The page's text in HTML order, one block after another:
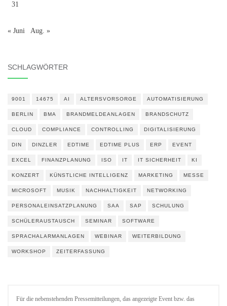
31
« Juni Aug. »
SCHLAGWÖRTER
9001 14675 AI ALTERSVORSORGE AUTOMATISIERUNG
BERLIN BMA BRANDMELDEANLAGEN BRANDSCHUTZ
CLOUD COMPLIANCE CONTROLLING DIGITALISIERUNG
DIN DINZLER EDTIME EDTIME PLUS ERP EVENT
EXCEL FINANZPLANUNG ISO IT IT SICHERHEIT KI
KONZERT KÜNSTLICHE INTELLIGENZ MARKETING MESSE
MICROSOFT MUSIK NACHHALTIGKEIT NETWORKING
PERSONALEINSATZPLANUNG SAA SAP SCHULUNG
SCHÜLERAUSTAUSCH SEMINAR SOFTWARE
SPRACHALARMANLAGEN WEBINAR WEITERBILDUNG
WORKSHOP ZEITERFASSUNG
Für die nebenstehenden Pressemitteilungen, das angezeigte Event bzw. das